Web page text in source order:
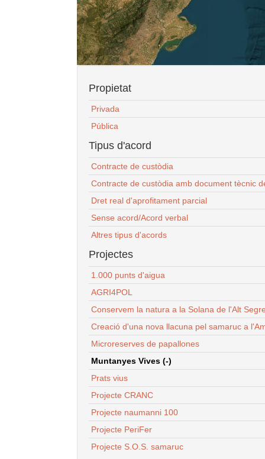
Propietat
Privada
Pública
Tipus d'acord
Contracte de custòdia
Contracte de custòdia amb document tècnic
Dret real d'aprofitament parcial
Sense acord/Acord verbal
Altres tipus d'acords
Projectes
1.000 punts d'aigua
AGRI4POL
Conservem la natura a la Solana de l'Alt
Creació d'una nova llacuna pel samaruc a
Microreserves de papallones
Muntanyes Vives (-)
Prats vius
Projecte CRANC
Projecte naumanni 100
Projecte PeriFer
Projecte S.O.S. samaruc